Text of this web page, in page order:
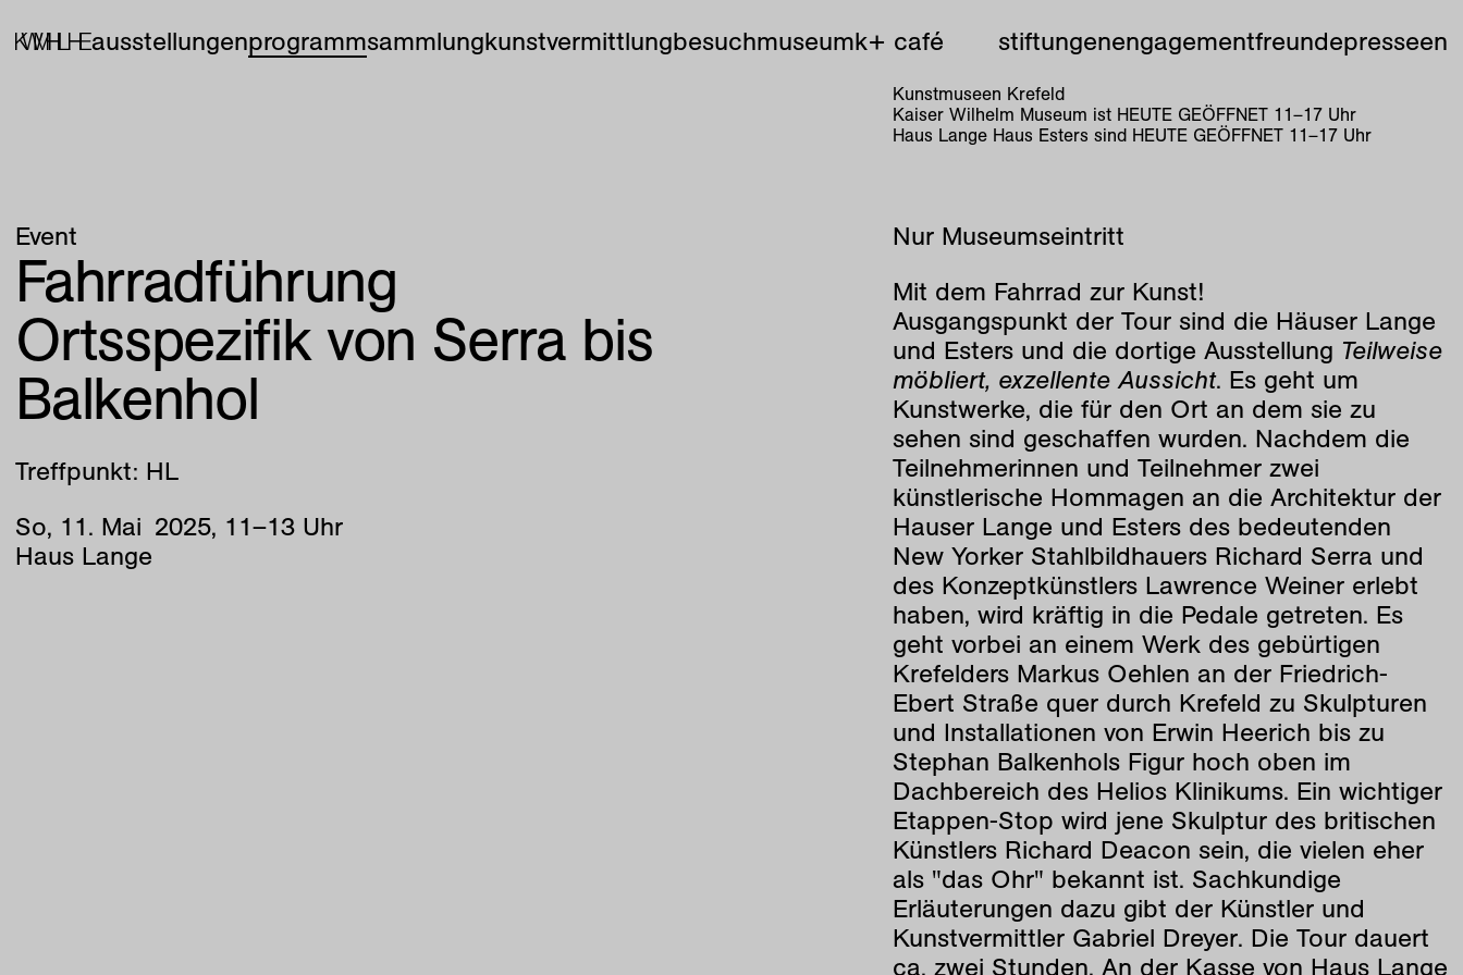
ausstellungenprogrammsammlungkunstvermittlungbesuchmuseumk+ café stiftungenengagementfreundepresseen
Kunstmuseen Krefeld
Kaiser Wilhelm Museum ist HEUTE GEÖFFNET 11–17Uhr
Haus Lange Haus Esters sind HEUTE GEÖFFNET 11–17Uhr
Event
Fahrradführung
Ortsspezifik von Serra bis
Balkenhol
Treffpunkt: HL
So, 11. Mai 2025, 11–13Uhr
Haus Lange
Nur Museumseintritt
Mit dem Fahrrad zur Kunst!
Ausgangspunkt der Tour sind die Häuser Lange
und Esters und die dortige Ausstellung Teilweise
möbliert, exzellente Aussicht. Es geht um
Kunstwerke, die für den Ort an dem sie zu
sehen sind geschaffen wurden. Nachdem die
Teilnehmerinnen und Teilnehmer zwei
künstlerische Hommagen an die Architektur der
Hauser Lange und Esters des bedeutenden
New Yorker Stahlbildhauers Richard Serra und
des Konzeptkünstlers Lawrence Weiner erlebt
haben, wird kräftig in die Pedale getreten. Es
geht vorbei an einem Werk des gebürtigen
Krefelders Markus Oehlen an der Friedrich-
Ebert Straße quer durch Krefeld zu Skulpturen
und Installationen von Erwin Heerich bis zu
Stephan Balkenhols Figur hoch oben im
Dachbereich des Helios Klinikums. Ein wichtiger
Etappen-Stop wird jene Skulptur des britischen
Künstlers Richard Deacon sein, die vielen eher
als "das Ohr" bekannt ist. Sachkundige
Erläuterungen dazu gibt der Künstler und
Kunstvermittler Gabriel Dreyer. Die Tour dauert
ca. zwei Stunden. An der Kasse von Haus Lange